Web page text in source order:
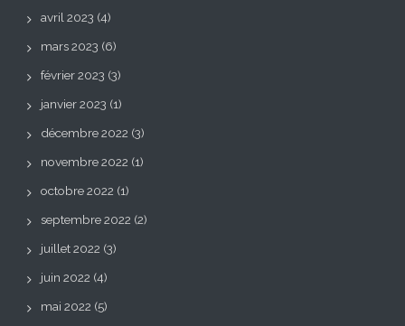
avril 2023 (4)
mars 2023 (6)
février 2023 (3)
janvier 2023 (1)
décembre 2022 (3)
novembre 2022 (1)
octobre 2022 (1)
septembre 2022 (2)
juillet 2022 (3)
juin 2022 (4)
mai 2022 (5)